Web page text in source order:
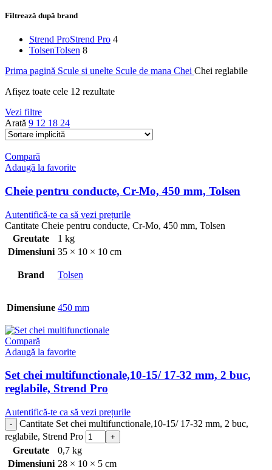
Filtrează după brand
Strend ProStrend Pro 4
TolsenTolsen 8
Prima pagină Scule si unelte Scule de mana Chei Chei reglabile
Afișez toate cele 12 rezultate
Vezi filtre
Arată 9 12 18 24
Compară
Adaugă la favorite
Cheie pentru conducte, Cr-Mo, 450 mm, Tolsen
Autentifică-te ca să vezi prețurile
Cantitate Cheie pentru conducte, Cr-Mo, 450 mm, Tolsen
Greutate
1 kg
Dimensiuni 35 × 10 × 10 cm
Brand Tolsen
Dimensiune 450 mm
Compară
Adaugă la favorite
Set chei multifunctionale,10-15/ 17-32 mm, 2 buc,
reglabile, Strend Pro
Autentifică-te ca să vezi prețurile
Cantitate Set chei multifunctionale,10-15/ 17-32 mm, 2 buc,
reglabile, Strend Pro
Greutate
0,7 kg
Dimensiuni 28 × 10 × 5 cm